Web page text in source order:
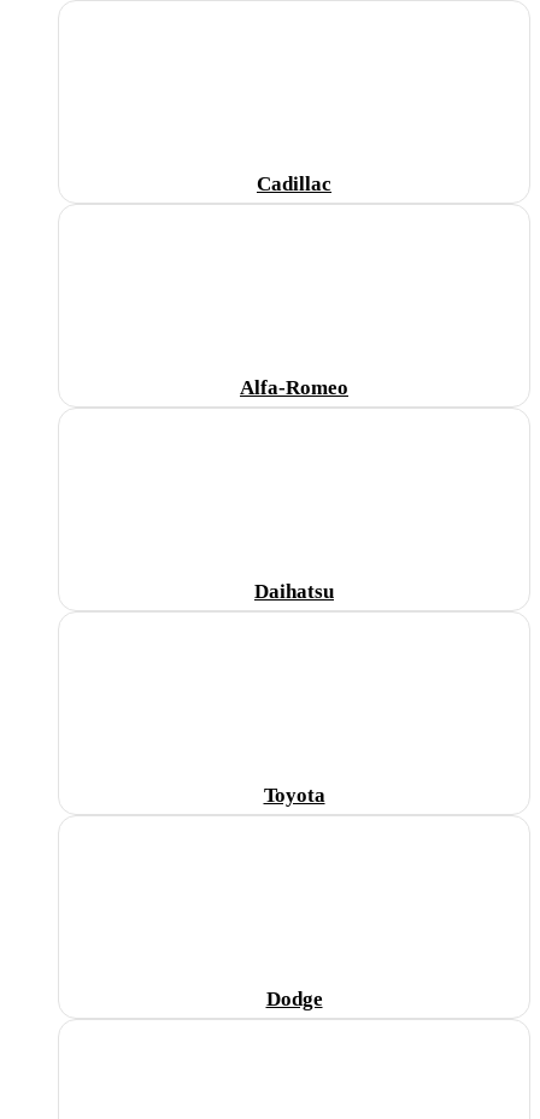
Cadillac
Alfa-Romeo
Daihatsu
Toyota
Dodge